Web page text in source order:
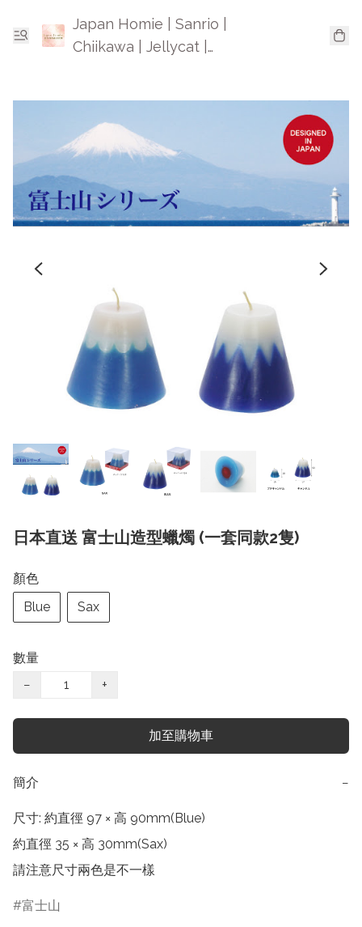
Japan Homie | Sanrio |
Chiikawa | Jellycat |
日本直送 富士山造型蠟燭 (一套同款2隻)
顏色
Blue
Sax
數量
−
+
加至購物車
簡介 −
尺寸: 約直徑 97 × 高 90mm(Blue)
約直徑 35 × 高 30mm(Sax)
請注意尺寸兩色是不一樣
富士山